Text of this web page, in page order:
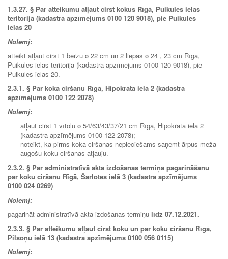
1.3.27. § Par atteikumu atļaut cirst kokus Rīgā, Puikules ielas
teritorijā (kadastra apzīmējums 0100 120 9018), pie Puikules
ielas 20
Nolemj:
atteikt atļaut cirst 1 bērzu ø 22 cm un 2 liepas ø 24 , 23 cm Rīgā,
Puikules ielas teritorijā (kadastra apzīmējums 0100 120 9018), pie
Puikules ielas 20.
2.3.1. § Par koka ciršanu Rīgā, Hipokrāta ielā 2 (kadastra
apzīmējums 0100 122 2078)
Nolemj:
atļaut cirst 1 vītolu ø 54/63/43/37/21 cm Rīgā, Hipokrāta ielā 2
(kadastra apzīmējums 0100 122 2078);
noteikt, ka pirms koka ciršanas nepieciešams saņemt ārpus meža
augošu koku ciršanas atļauju.
2.3.2. § Par administratīvā akta izdošanas termiņa pagarināšanu
par koku ciršanu Rīgā, Šarlotes ielā 3 (kadastra apzīmējums
0100 024 0269)
Nolemj:
pagarināt administratīvā akta izdošanas termiņu līdz 07.12.2021.
2.3.3. § Par atteikumu atļaut cirst koku un par koku ciršanu Rīgā,
Pilsoņu ielā 13 (kadastra apzīmējums 0100 056 0115)
Nolemj: